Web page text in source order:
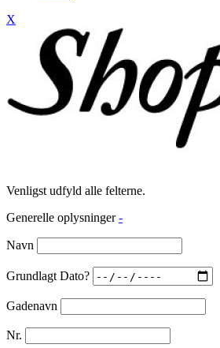
X
Venligst udfyld alle felterne.
Generelle oplysninger -
Navn
Grundlagt Dato?
Gadenavn
Nr.